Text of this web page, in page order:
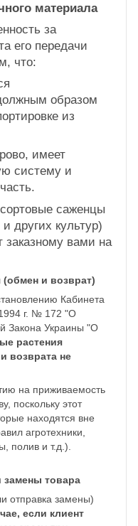
материала
за
его передачи
что:
образом
из
имеет
систему и
саженцы
других культур)
заказному вами на
(обмен и возврат)
Кабинета
г. № 172 "О
Закона Украины "О
растения
возврата не
на приживаемость
поскольку этот
находятся вне
агротехники,
полив и т.д.).
замены товара
отправка замены)
если клиент